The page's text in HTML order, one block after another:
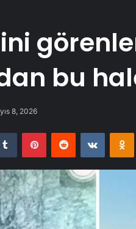
bu
8, 2026
Tumblr PinterestReddit